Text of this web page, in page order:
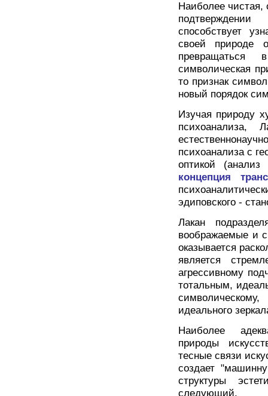
Наиболее чистая,
способствует
своей природе
символическая
то признак
новый порядок
Изучая природу
психоанализа,
психоанализа с
оптикой (анализ
концепция
эдиповского -
Лакан
воображаемые и
оказывается
является
агрессивному
тотальным,
идеального
Наиболее
природы
тесные связи
создает
структуры
следующий.